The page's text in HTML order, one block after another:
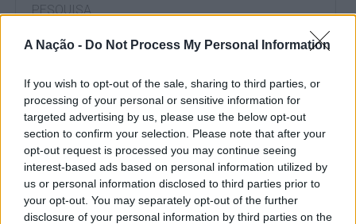
A Nação - Do Not Process My Personal Information
If you wish to opt-out of the sale, sharing to third parties, or
processing of your personal or sensitive information for
targeted advertising by us, please use the below opt-out
section to confirm your selection. Please note that after your
opt-out request is processed you may continue seeing
interest-based ads based on personal information utilized by
us or personal information disclosed to third parties prior to
your opt-out. You may separately opt-out of the further
disclosure of your personal information by third parties on the
ARTIGOS RECENTES
“Millennium Estoril Open 2026” regressou ao circuito ATP
com vitória do francês Luca Van Assche
Castelo Branco: “Bienal Internacional de Artes e Ofícios”
promete afirmar artesanato, património e inovação como
“motores de desenvolvimento económico e cultural” do
município português